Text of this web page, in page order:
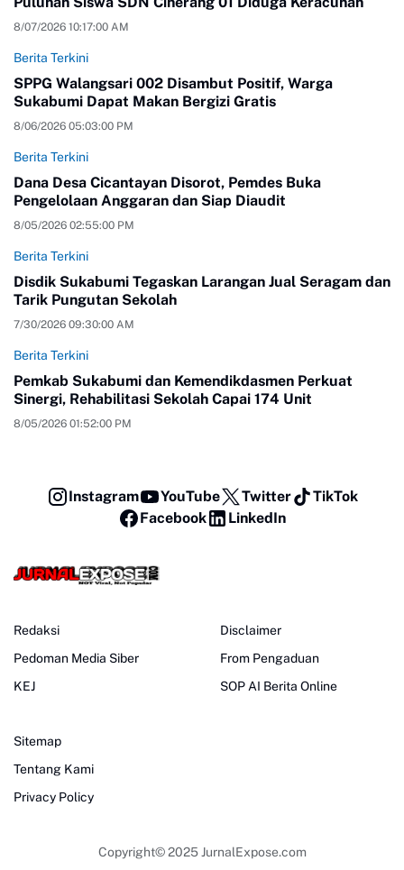
8/07/2026 10:17:00 AM
Berita Terkini
SPPG Walangsari 002 Disambut Positif, Warga
Sukabumi Dapat Makan Bergizi Gratis
8/06/2026 05:03:00 PM
Berita Terkini
Dana Desa Cicantayan Disorot, Pemdes Buka
Pengelolaan Anggaran dan Siap Diaudit
8/05/2026 02:55:00 PM
Berita Terkini
Disdik Sukabumi Tegaskan Larangan Jual Seragam dan
Tarik Pungutan Sekolah
7/30/2026 09:30:00 AM
Berita Terkini
Pemkab Sukabumi dan Kemendikdasmen Perkuat
Sinergi, Rehabilitasi Sekolah Capai 174 Unit
8/05/2026 01:52:00 PM
Instagram YouTube Twitter
TikTok
Facebook
LinkedIn
Redaksi
Pedoman Media Siber
KEJ
Disclaimer
From Pengaduan
SOP AI Berita Online
Sitemap
Tentang Kami
Privacy Policy
Copyright© 2025JurnalExpose.com